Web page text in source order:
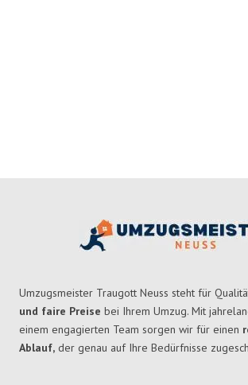
Umzugsmeister Traugott Neuss steht für
und faire Preise bei Ihrem Umzug. Mit
einem engagierten Team sorgen wir für einen
Ablauf, der genau auf Ihre Bedürfnisse